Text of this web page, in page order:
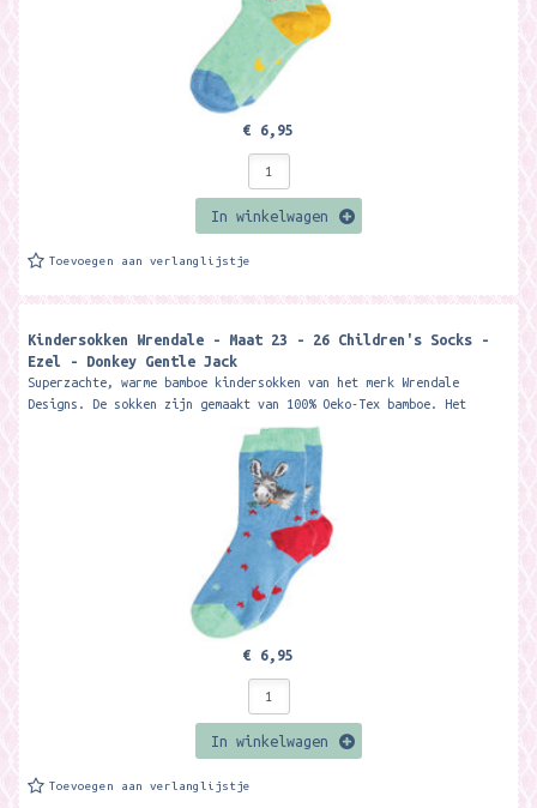
€ 6,95
In winkelwagen
Toevoegen aan verlanglijstje
Kindersokken Wrendale - Maat 23 - 26 Children's Socks -
Ezel - Donkey Gentle Jack
Superzachte, warme bamboe kindersokken van het merk Wrendale
Designs. De sokken zijn gemaakt van 100% Oeko-Tex bamboe. Het
€ 6,95
In winkelwagen
Toevoegen aan verlanglijstje